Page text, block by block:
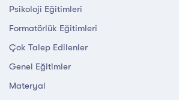
Psikoloji Eğitimleri
Formatörlük Eğitimleri
Çok Talep Edilenler
Genel Eğitimler
Materyal